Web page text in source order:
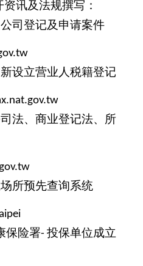
讯及法规撰写：
司登记及申请案件
设立营业人税籍登记
法、商业登记法、所
所预先查询系统
保险署- 投保单位成立